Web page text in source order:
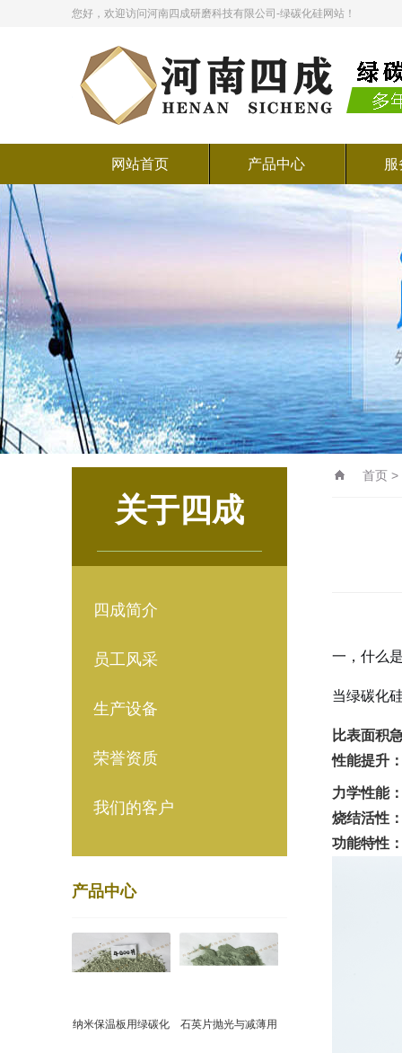
您好，欢迎访问河南四成研磨科技有限公司-绿碳化硅网站！
网站首页 产品中心
关于四成
四成简介
员工风采
生产设备
荣誉资质
我们的客户
产品中心
纳米保温板用绿碳化 石英片抛光与减薄用
首页 >
一，什么
当绿碳化
比表面积
性能提升
力学性能
烧结活性
功能特性